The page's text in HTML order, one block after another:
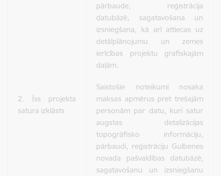
2. Īss projekta
satura izklāsts
pārbaude, reģistrācija
datubāzē, sagatavošana un
izsniegšana, kā arī attiecas uz
detālplānojumu un zemes
ierīcības projektu grafiskajām
daļām.
Saistošie noteikumi nosaka
maksas apmērus pret trešajām
personām par datu, kuri satur
augstas detalizācijas
topogrāfisko informāciju,
pārbaudi, reģistrāciju Gulbenes
novada pašvaldības datubāzē,
sagatavošanu un izsniegšanu